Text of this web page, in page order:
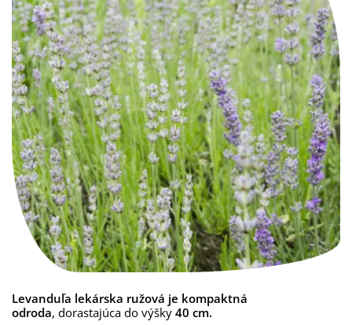
Levanduľa lekárska ružová je kompaktná
odroda, dorastajúca do výšky 40 cm.